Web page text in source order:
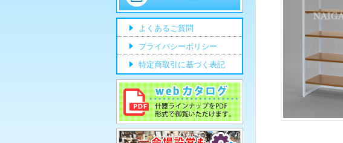
よくあるご質問
プライバシーポリシー
特定商取引に基づく表記